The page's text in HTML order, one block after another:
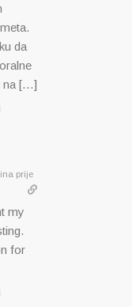
da
na […]
prije
my
for